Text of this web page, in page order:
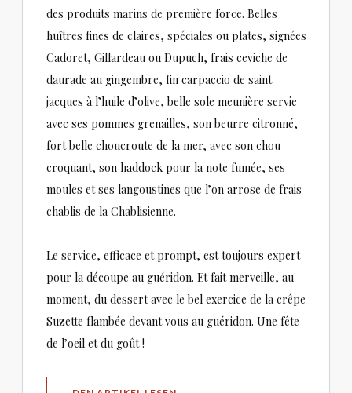
des produits marins de première force. Belles
huîtres fines de claires, spéciales ou plates, signées
Cadoret, Gillardeau ou Dupuch, frais ceviche de
daurade au gingembre, fin carpaccio de saint
jacques à l’huile d’olive, belle sole meunière servie
avec ses pommes grenailles, son beurre citronné,
fort belle choucroute de la mer, avec son chou
croquant, son haddock pour la note fumée, ses
moules et ses langoustines que l’on arrose de frais
chablis de la Chablisienne.
Le service, efficace et prompt, est toujours expert
pour la découpe au guéridon. Et fait merveille, au
moment, du dessert avec le bel exercice de la crêpe
Suzette flambée devant vous au guéridon. Une fête
de l’oeil et du goût !